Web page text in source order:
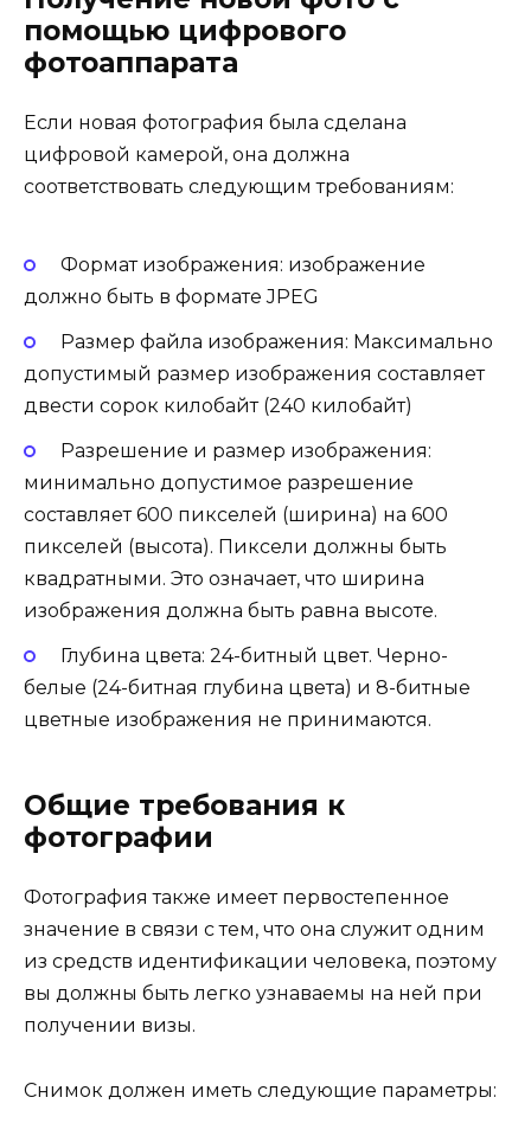
помощью цифрового
фотоаппарата
Если новая фотография была сделана
цифровой камерой, она должна
соответствовать следующим требованиям:
Формат изображения: изображение
должно быть в формате JPEG
Размер файла изображения: Максимально
допустимый размер изображения составляет
двести сорок килобайт (240 килобайт)
Разрешение и размер изображения:
минимально допустимое разрешение
составляет 600 пикселей (ширина) на 600
пикселей (высота). Пиксели должны быть
квадратными. Это означает, что ширина
изображения должна быть равна высоте.
Глубина цвета: 24-битный цвет. Черно-
белые (24-битная глубина цвета) и 8-битные
цветные изображения не принимаются.
Общие требования к
фотографии
Фотография также имеет первостепенное
значение в связи с тем, что она служит одним
из средств идентификации человека, поэтому
вы должны быть легко узнаваемы на ней при
получении визы.
Снимок должен иметь следующие параметры: